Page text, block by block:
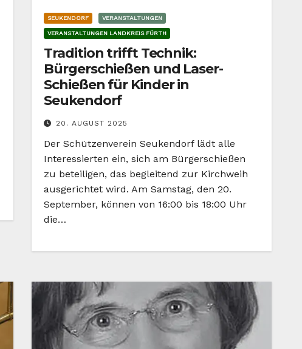
SEUKENDORF VERANSTALTUNGEN
VERANSTALTUNGEN LANDKREIS FÜRTH
Tradition trifft Technik:
Bürgerschießen und Laser-
Schießen für Kinder in
Seukendorf
20. AUGUST 2025
Der Schützenverein Seukendorf lädt alle
Interessierten ein, sich am Bürgerschießen
zu beteiligen, das begleitend zur Kirchweih
ausgerichtet wird. Am Samstag, den 20.
September, können von 16:00 bis 18:00 Uhr
die…